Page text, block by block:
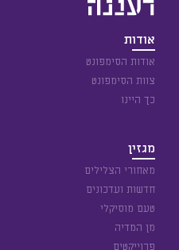
אודות
אודות הסימפונט
צוות הסימפונט
כך היינו
מגזין
מאחורי הצלילים
חדשות ועדכונים
טעם מוסיקלי
מן המדיה
פרוייקטים